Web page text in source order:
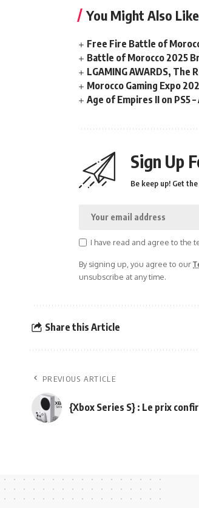
You Might Also Like
Free Fire Battle of
Battle of Morocco 2025
LGAMING AWARDS, The
Morocco Gaming Expo
Age of Empires II on PS5
Sign Up
Be keep up! Get
I have read and agree to the
By signing up, you agree to our
unsubscribe at any time.
Share this Article
PREVIOUS ARTICLE
{Xbox Series S} : Le prix